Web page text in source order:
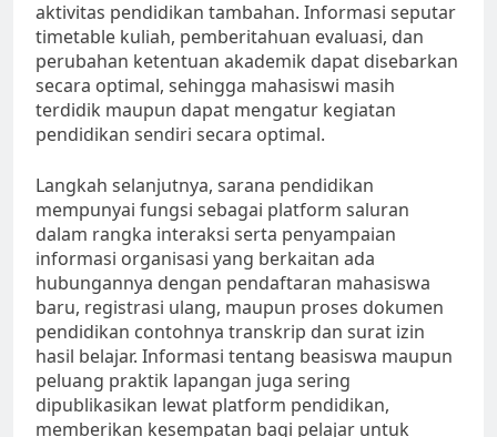
aktivitas pendidikan tambahan. Informasi seputar
timetable kuliah, pemberitahuan evaluasi, dan
perubahan ketentuan akademik dapat disebarkan
secara optimal, sehingga mahasiswi masih
terdidik maupun dapat mengatur kegiatan
pendidikan sendiri secara optimal.
Langkah selanjutnya, sarana pendidikan
mempunyai fungsi sebagai platform saluran
dalam rangka interaksi serta penyampaian
informasi organisasi yang berkaitan ada
hubungannya dengan pendaftaran mahasiswa
baru, registrasi ulang, maupun proses dokumen
pendidikan contohnya transkrip dan surat izin
hasil belajar. Informasi tentang beasiswa maupun
peluang praktik lapangan juga sering
dipublikasikan lewat platform pendidikan,
memberikan kesempatan bagi pelajar untuk